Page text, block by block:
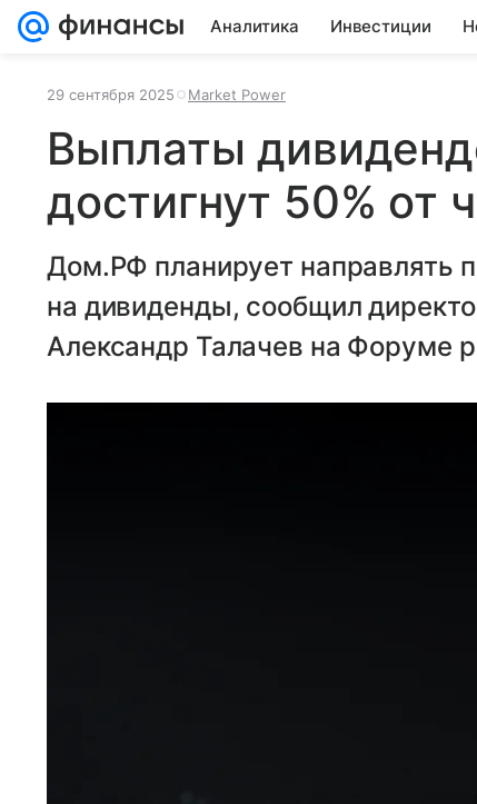
Аналитика Инвестиции
29 сентября 2025 Market Power
Выплаты
достигнут 50% от
Дом.РФ планирует направлять
на дивиденды, сообщил
Александр Талачев на Форуме